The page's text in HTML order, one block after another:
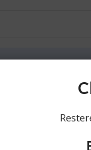
Wahl Set